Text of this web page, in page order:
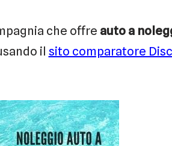
che offre auto a
il sito comparatore